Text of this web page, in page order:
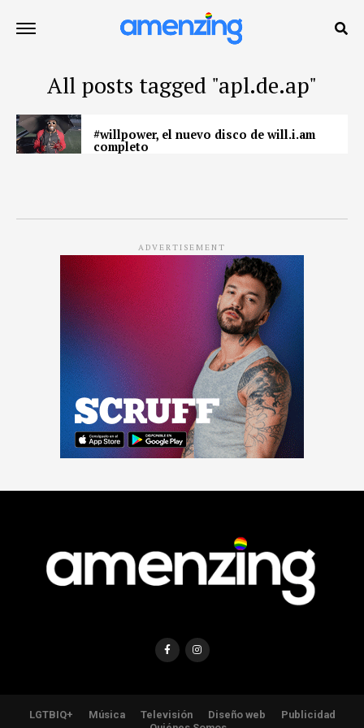
All posts tagged "apl.de.ap"
#willpower, el nuevo disco de will.i.am
completo
ADVERTISEMENT
LGTBIQ+ Música Televisión Diseño web
Publicidad